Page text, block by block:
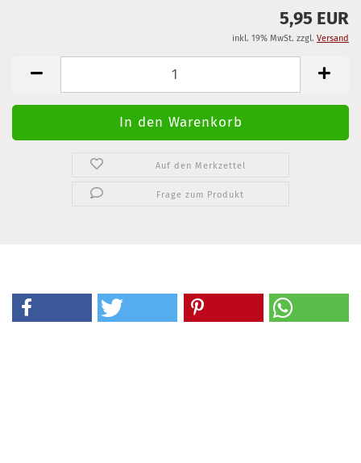
5,95 EUR
inkl. 19% MwSt. zzgl. Versand
Auf den Merkzettel
Frage zum Produkt